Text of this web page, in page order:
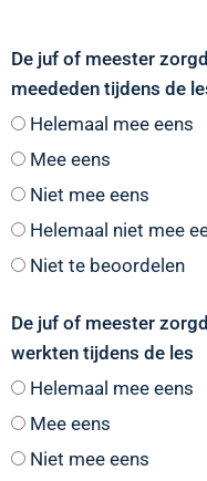
De juf of meester
meededen tijdens de
Helemaal mee eens
Mee eens
Niet mee eens
Helemaal niet mee
Niet te beoordelen
De juf of meester
werkten tijdens de les
Helemaal mee eens
Mee eens
Niet mee eens